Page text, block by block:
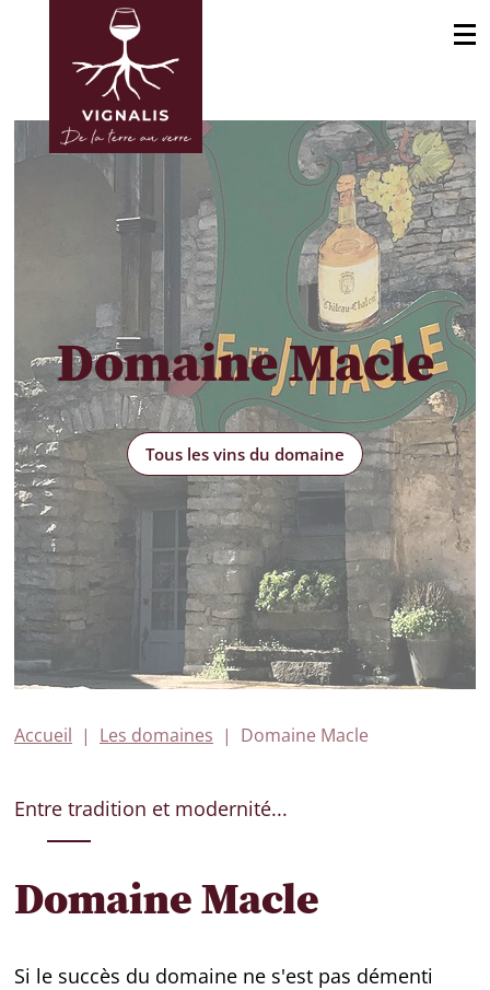
Accueil Les domaines Domaine Macle
Domaine Macle
Tous les vins du domaine
Entre tradition et modernité...
Domaine Macle
Si le succès du domaine ne s'est pas démenti